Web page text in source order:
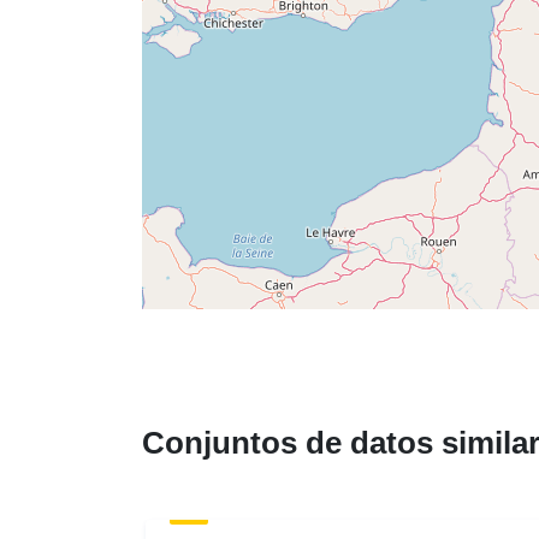
Conjuntos de datos